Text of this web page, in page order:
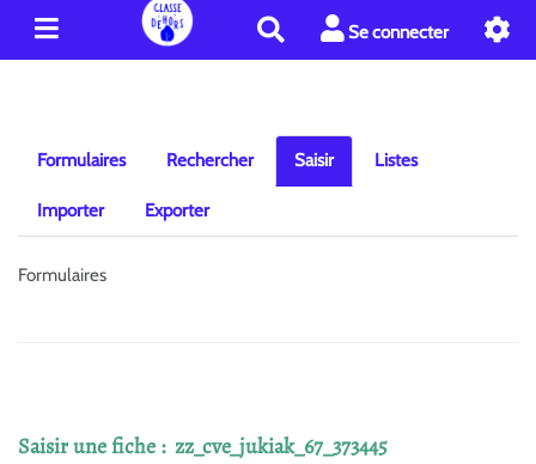
e
e
r
c
e
Se connecter
Formulaires Rechercher Saisir Listes
Importer Exporter
Formulaires
Saisir une fiche : zz_cve_jukiak_67_373445